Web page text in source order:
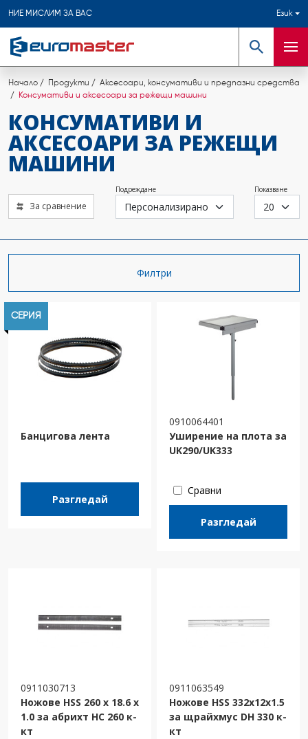
НИЕ МИСЛИМ ЗА ВАС Език
Търсене
Начало Продукти
Аксесоари, консумативи и предпазни средства
Консумативи и аксесоари за режещи машини
КОНСУМАТИВИ И
АКСЕСОАРИ ЗА РЕЖЕЩИ
МАШИНИ
За сравнение
Подреждане Показване
Филтри
СЕРИЯ
Банцигова лента
Разгледай
0910064401
Уширение на плота за
UK290/UK333
Сравни
Разгледай
0911030713
Ножове HSS 260 x 18.6 x
1.0 за абрихт HC 260 к-
кт
0911063549
Ножове HSS 332x12x1.5
за щрайхмус DH 330 к-
кт